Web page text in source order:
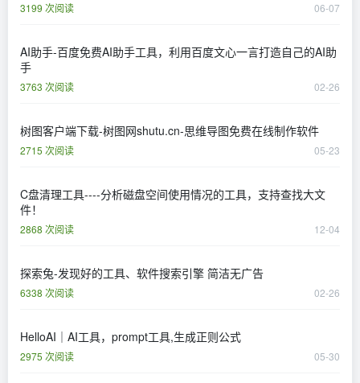
3199 次阅读 06-07
AI助手-百度免费AI助手工具，利用百度文心一言打造自己的AI助
手
3763 次阅读 02-26
树图客户端下载-树图网shutu.cn-思维导图免费在线制作软件
2715 次阅读 05-23
C盘清理工具----分析磁盘空间使用情况的工具，支持查找大文
件！
2868 次阅读 12-04
探索兔-发现好的工具、软件搜索引擎 简洁无广告
6338 次阅读 02-26
HelloAI｜AI工具，prompt工具,生成正则公式
2975 次阅读 05-30